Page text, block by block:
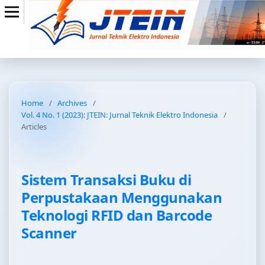
Home / Archives /
Vol. 4 No. 1 (2023): JTEIN: Jurnal Teknik Elektro Indonesia /
Articles
Sistem Transaksi Buku di
Perpustakaan Menggunakan
Teknologi RFID dan Barcode
Scanner